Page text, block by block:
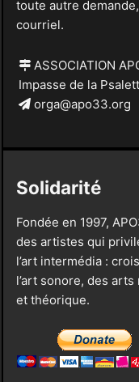
toute autre
courriel.
ASSOCIATION
Impasse de la
orga@apo33.org
Solidarité
Fondée en 1997,
des artistes qui
l’art intermédia :
l’art sonore, des
et théorique.